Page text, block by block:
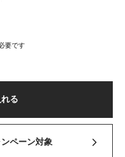
要です
る
ペーン対象